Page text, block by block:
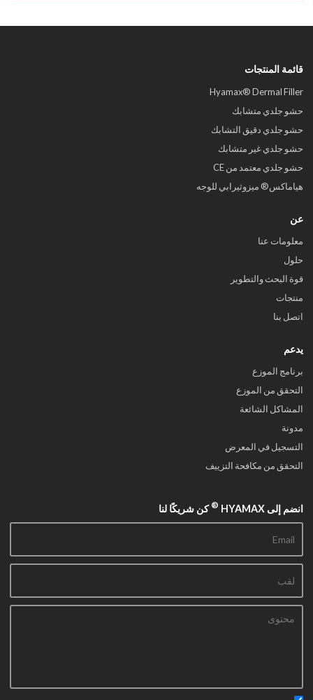
قائمة المنتجات
Hyamax® Dermal Filler
حشو جلدي متشابك
حشو جلدي دقيق التشابك
حشو جلدي غير متشابك
حشو جلدي معتمد من CE
هياماكس® ميزوثيرابي للوجه
عن
معلومات عنا
حلول
قوة البحث والتطوير
منتجات
اتصل بنا
يدعم
برنامج الموزع
التحقق من الموزع
المشاكل الشائعة
مدونة
التسجيل في المعرض
التحقق من مكافحة التزييف
انضم إلى HYAMAX ® كن شريكًا لنا